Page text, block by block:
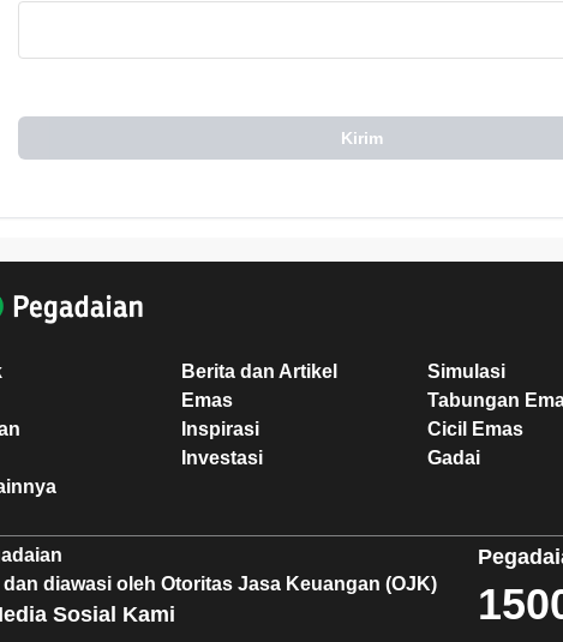
Kirim
Berita dan Artikel
Emas
Inspirasi
Investasi
Simulasi
Tabungan
Cicil Emas
Gadai
dan diawasi oleh Otoritas Jasa Keuangan (OJK)
Sosial Kami